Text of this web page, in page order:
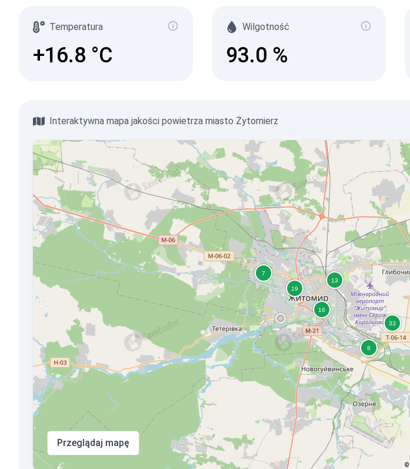
Temperatura
+16.8 °C
Wilgotność
93.0 %
Interaktywna mapa jakości powietrza miasto Żytomierz
Przeglądaj mapę
©